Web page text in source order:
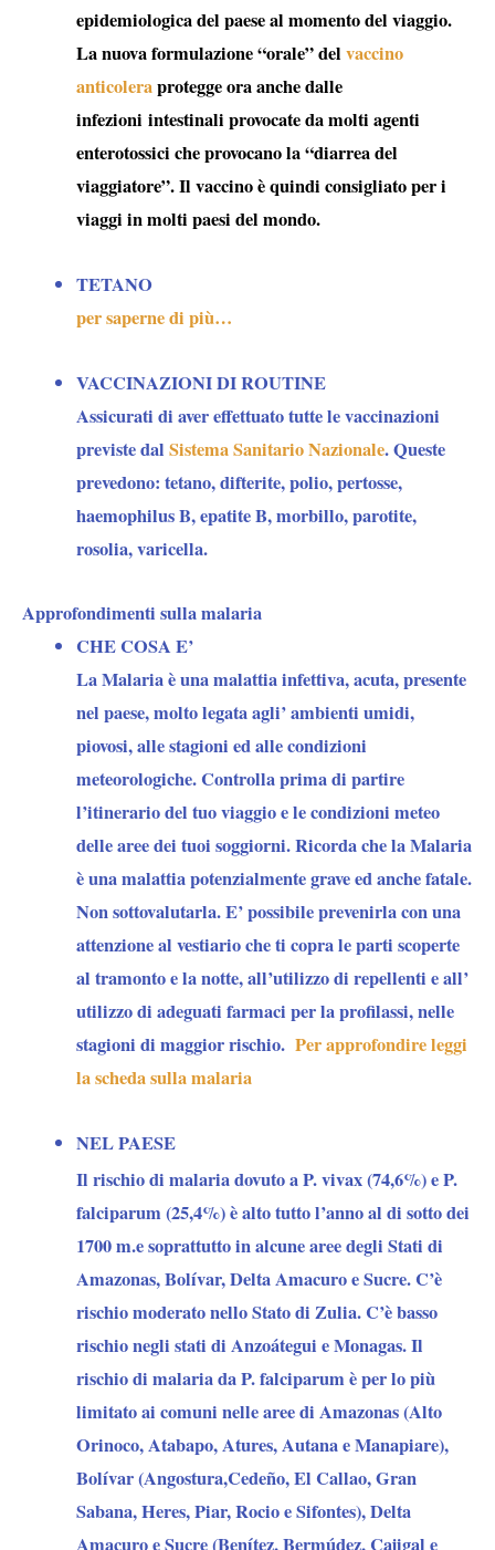
epidemiologica del paese al momento del viaggio.
La nuova formulazione “orale” del vaccino
anticoleraprotegge ora anche dalle
infezioni intestinali provocate da molti agenti
enterotossici che provocano la “diarrea del
viaggiatore”. Il vaccino è quindi consigliato per i
viaggi in molti paesi del mondo.
TETANO
per saperne di più…
VACCINAZIONI DI ROUTINE
Assicurati di aver effettuato tutte le vaccinazioni
previste dalSistema Sanitario Nazionale. Queste
prevedono: tetano, difterite, polio, pertosse,
haemophilus B, epatite B, morbillo, parotite,
rosolia, varicella.
Approfondimenti sulla malaria
CHE COSA E’
La Malaria è una malattia infettiva, acuta, presente
nel paese, molto legata agli’ ambienti umidi,
piovosi, alle stagioni ed alle condizioni
meteorologiche. Controlla prima di partire
l’itinerario del tuo viaggio e le condizioni meteo
delle aree dei tuoi soggiorni. Ricorda che la Malaria
è una malattia potenzialmente grave ed anche fatale.
Non sottovalutarla. E’ possibile prevenirla con una
attenzione al vestiario che ti copra le parti scoperte
al tramonto e la notte, all’utilizzo di repellenti e all’
utilizzo di adeguati farmaci per la profilassi, nelle
stagioni di maggior rischio. Per approfondire leggi
la scheda sulla malaria
NEL PAESE
Il
rischio
di
malaria
dovuto
a
P.
vivax
(74,6%)
e
P.
falciparum
Bermúdez,
Cajigal
e
Arismendi).
Casi
registrati
anche
a
Angel
Falls.Segnalata
resistenza
alla
Il rischio di malaria dovuto a P. vivax (74,6%) e P.
falciparum (25,4%) è alto tutto l’anno al di sotto dei
1700 m.e soprattutto in alcune aree degli Stati di
Amazonas, Bolívar, Delta Amacuro e Sucre. C’è
rischio moderato nello Stato di Zulia. C’è basso
rischio negli stati di Anzoátegui e Monagas. Il
rischio di malaria da P. falciparum è per lo più
limitato ai comuni nelle aree di Amazonas (Alto
Orinoco, Atabapo, Atures, Autana e Manapiare),
Bolívar (Angostura,Cedeño, El Callao, Gran
Sabana, Heres, Piar, Rocio e Sifontes), Delta
Amacuro e Sucre (Benítez, Bermúdez, Cajigal e